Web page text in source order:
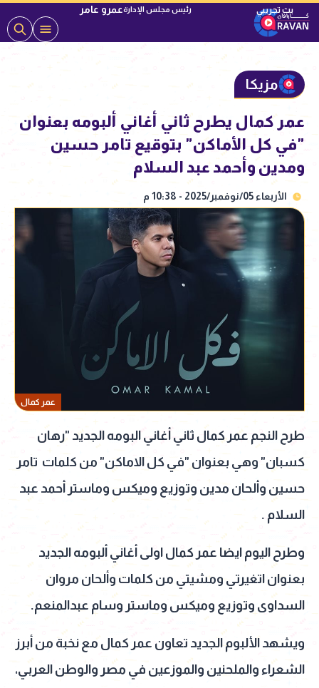
رئيس مجلس الإدارةعمرو عامر
مزيكا
عمر كمال يطرح ثاني أغاني ألبومه بعنوان
"في كل الأماكن" بتوقيع تامر حسين
ومدين وأحمد عبد السلام
الأربعاء 05/نوفمبر/2025 - 10:38 م
عمر كمال
طرح النجم عمر كمال ثاني أغاني البومه الجديد "رهان
كسبان" وهي بعنوان "في كل الاماكن" من كلمات تامر
حسين وألحان مدين وتوزيع وميكس وماستر أحمد عبد
السلام .
وطرح اليوم ايضا عمر كمال اولى أغاني ألبومه الجديد
بعنوان اتغيرتي ومشيتي من كلمات وألحان مروان
السداوى وتوزيع وميكس وماستر وسام عبدالمنعم.
ويشهد الألبوم الجديد تعاون عمر كمال مع نخبة من أبرز
الشعراء والملحنين والموزعين في مصر والوطن العربي،